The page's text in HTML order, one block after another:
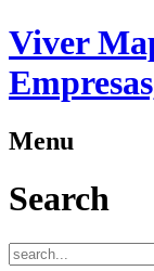
Viver
Menu
Search